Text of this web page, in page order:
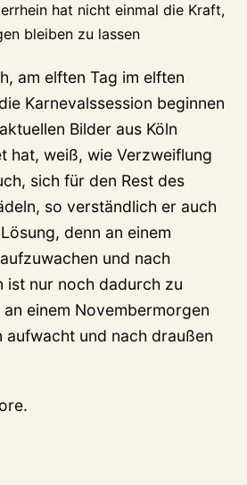
hat nicht einmal die Kraft,
bleiben zu lassen
am elften Tag im elften
Karnevalssession beginnen
Bilder aus Köln
hat, weiß, wie Verzweiflung
sich für den Rest des
so verständlich er auch
denn an einem
und nach
ist nur noch dadurch zu
einem Novembermorgen
aufwacht und nach draußen